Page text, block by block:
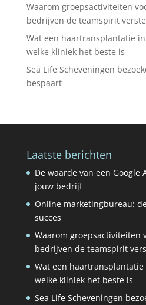
Waarom groepsactiviteiten
bedrijven de teamspirit
Wat een haartransplantatie
welke kliniek het beste is
Sea Life Scheveningen
bespaart
Laatste berichten
De waarde van een Google
jouw bedrijf
Online marketingbureau:
succes
Waarom groepsactiviteiten
bedrijven de teamspirit
Wat een
welke kliniek het beste is
Sea Life Scheveningen